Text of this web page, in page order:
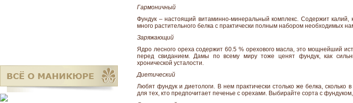
Гармоничный
Фундук – настоящий витаминно-минеральный комплекс. Содержит
много растительного белка с практически полным набором необходимых
Заряжающий
Ядро лесного ореха содержит 60.5 % орехового масла, это мощнейший
перед свиданием. Дамы по всему миру тоже ценят фундук, как
хронической усталости.
Диетический
Любят фундук и диетологи. В нем практически столько же белка,
для тех, кто предпочитает печенье с орехами. Выбирайте сорта с